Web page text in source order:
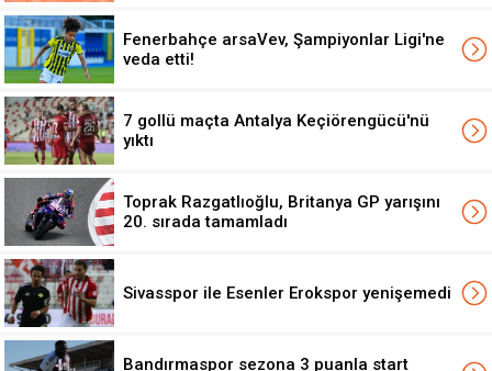
Fenerbahçe arsaVev, Şampiyonlar Ligi'ne
veda etti!
7 gollü maçta Antalya Keçiörengücü'nü
yıktı
Toprak Razgatlıoğlu, Britanya GP yarışını
20. sırada tamamladı
Sivasspor ile Esenler Erokspor yenişemedi
Bandırmaspor sezona 3 puanla start